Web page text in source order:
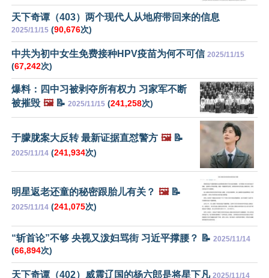
天下奇谭（403）两个现代人从地府带回来的信息
2025/11/15 (90,676次)
中共为初中女生免费接种HPV疫苗为何不可信 2025/11/15
(67,242次)
爆料：四中习被剥夺所有权力 习家军不断
被摧毁 🖼️📝 2025/11/15 (241,258次)
于朦胧案大反转 最新证据直怼警方 🖼️📝
2025/11/14 (241,934次)
明星返老还童的秘密跟胎儿有关？ 🖼️📝
2025/11/14 (241,075次)
“斩首论”不够 央视又泼妇骂街 习近平撑腰？ 📝 2025/11/14
(66,894次)
天下奇谭（402）威震辽国的杨六郎是将星下凡 2025/11/14